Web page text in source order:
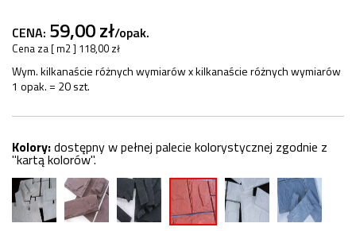
CENA: 59,00 zł/opak.
Cena za [ m2 ] 118,00 zł
Wym. kilkanaście różnych wymiarów x kilkanaście różnych wymiarów
1 opak. = 20 szt.
Kolory:dostępny w pełnej palecie kolorystycznej zgodnie z
"kartą kolorów".